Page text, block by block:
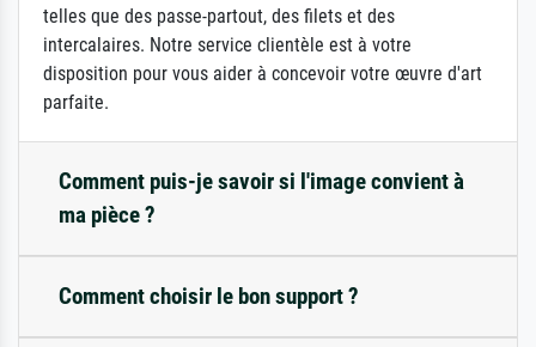
telles que des passe-partout, des filets et des
intercalaires. Notre service clientèle est à votre
disposition pour vous aider à concevoir votre œuvre d'art
parfaite.
Comment puis-je savoir si l'image convient à
ma pièce ?
Comment choisir le bon support ?